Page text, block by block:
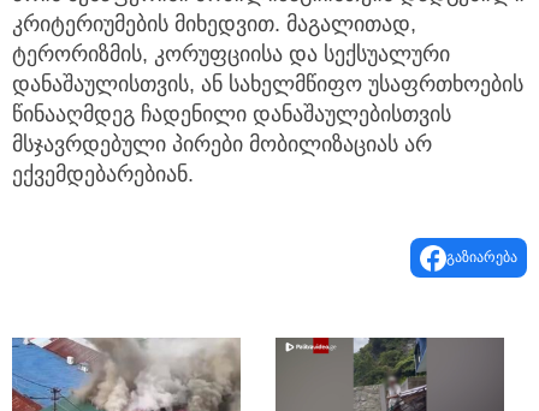
კრიტერიუმების მიხედვით. მაგალითად,
ტერორიზმის, კორუფციისა და სექსუალური
დანაშაულისთვის, ან სახელმწიფო უსაფრთხოების
წინააღმდეგ ჩადენილი დანაშაულებისთვის
მსჯავრდებული პირები მობილიზაციას არ
ექვემდებარებიან.
გაზიარება